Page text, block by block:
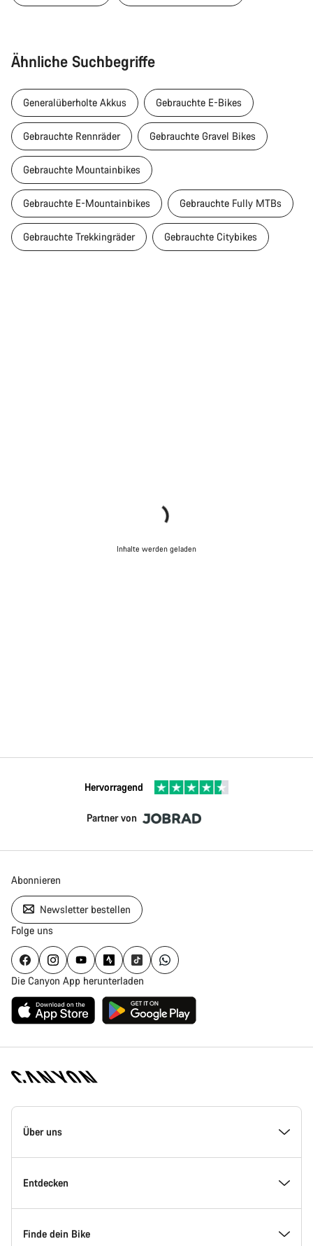
Ähnliche Suchbegriffe
Generalüberholte Akkus Gebrauchte E-Bikes
Gebrauchte Rennräder Gebrauchte Gravel Bikes
Gebrauchte Mountainbikes
Gebrauchte E-Mountainbikes Gebrauchte Fully MTBs
Gebrauchte Trekkingräder Gebrauchte Citybikes
Inhalte werden geladen
Hervorragend
Partner von
Abonnieren
Newsletter bestellen
Folge uns
Die Canyon App herunterladen
Canyon
Homepage
Über uns
Inside Canyon
Innovation bei Canyon
Entdecken
Events
Finde dein Bike